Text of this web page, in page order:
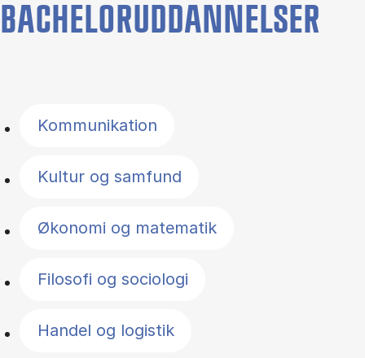
BACHELORUDDANNELSER
Kommunikation
Kultur og samfund
Økonomi og matematik
Filosofi og sociologi
Handel og logistik